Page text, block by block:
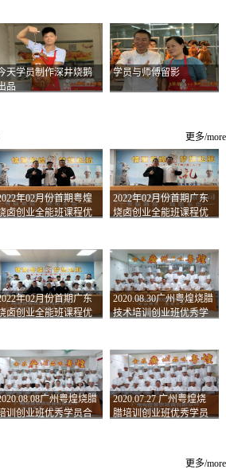
天学员制作深井烧鹅
品
学员与师傅留影
更多/more
年02月份首期粤煌
卤创业全能班课程优
2022年02月份首期广东
烧卤创业全能班课程优
年02月份首期广东
卤创业全能班课程优
2020.08.30广州粤煌烧腊
技术培训创业班优秀学
广州粤煌烧腊
训创业班优秀学员合
2020.07.27 广州粤煌烧
腊培训创业班优秀学员
更多/more